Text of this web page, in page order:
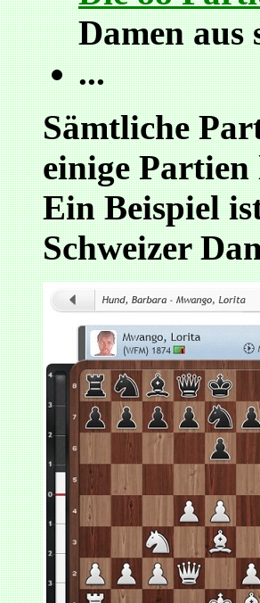
Damen aus
...
Sämtliche
einige
Ein Beispiel
Schweizer